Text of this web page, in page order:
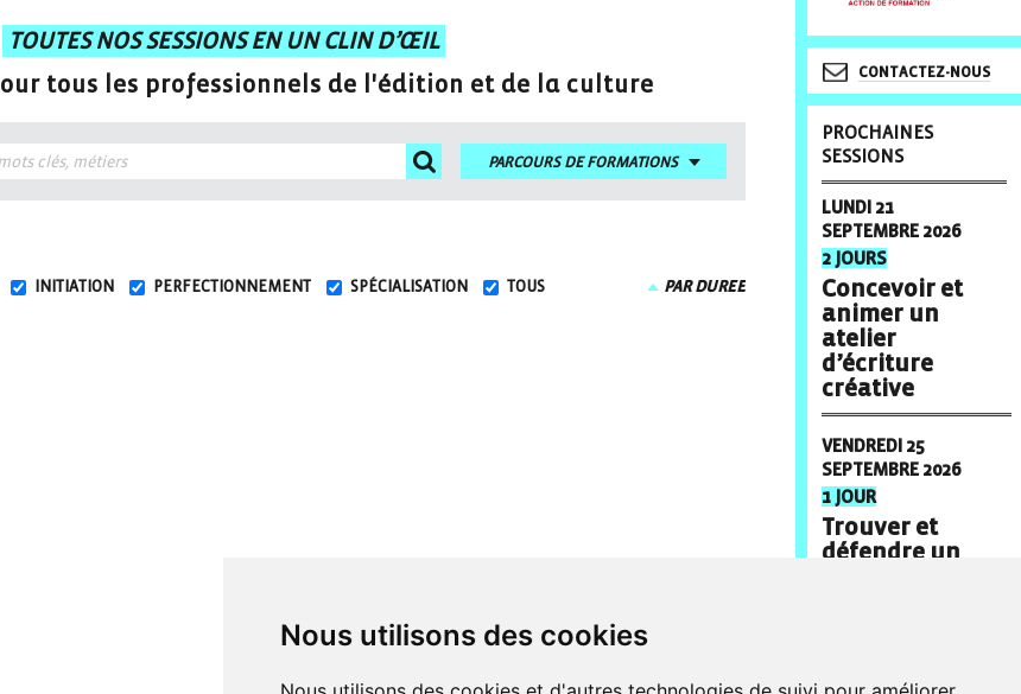
Nous utilisons des cookies
CONTACTEZ-NOUS
PROCHAINES
SESSIONS
LUNDI 21
SEPTEMBRE 2026
2 JOURS
Concevoir et
animer un
atelier
d’écriture
créative
VENDREDI 25
SEPTEMBRE 2026
1 JOUR
Trouver et
défendre un
1 JOUR
TOUTES NOS SESSIONS EN UN CLIN D’ŒIL
tous les professionnels de l'édition et de la culture
PARCOURS DE FORMATIONS
PAR DUREE
INITIATION PERFECTIONNEMENT SPÉCIALISATION TOUS